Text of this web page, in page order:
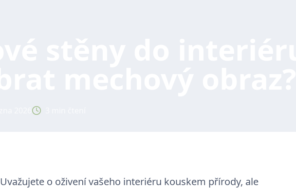
Uvažujete o oživení vašeho interiéru kouskem přírody, ale